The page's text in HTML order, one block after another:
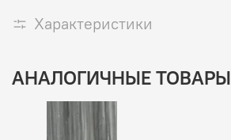
Характеристики
АНАЛОГИЧНЫЕ ТОВАРЫ